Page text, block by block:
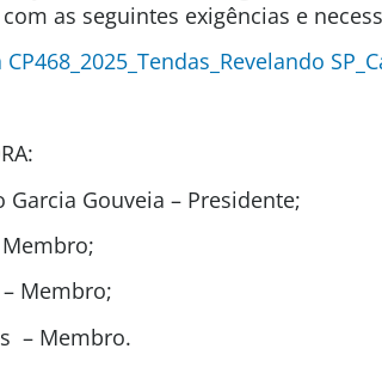
as seguintes exigências e
Gouveia – Presidente;
Membro;
– Membro.